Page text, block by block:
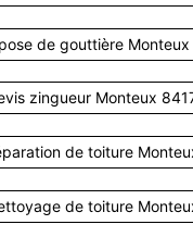
de gouttière
zingueur Monteux
de toiture
de toiture